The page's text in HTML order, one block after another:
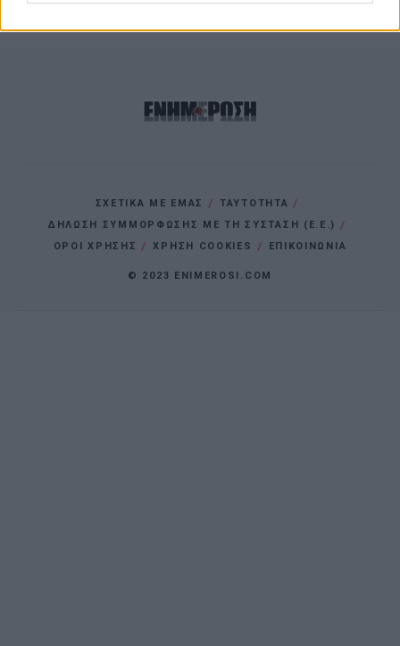
ΣΧΕΤΙΚΑ ΜΕ ΕΜΑΣ
ΤΑΥΤΟΤΗΤΑ
ΔΗΛΩΣΗ ΣΥΜΜΟΡΦΩΣΗΣ ΜΕ ΤΗ ΣΥΣΤΑΣΗ (Ε.Ε.)
ΌΡΟΙ ΧΡΗΣΗΣ
ΧΡΗΣΗ COOKIES ΕΠΙΚΟΙΝΩΝΙΑ
© 2023 ENIMEROSI.COM